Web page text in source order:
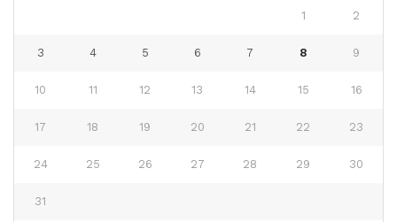
1 2
3 4 5 6 7 8 9
10 11 12 13 14 15 16
17 18 19 20 21 22 23
24 25 26 27 28 29 30
31